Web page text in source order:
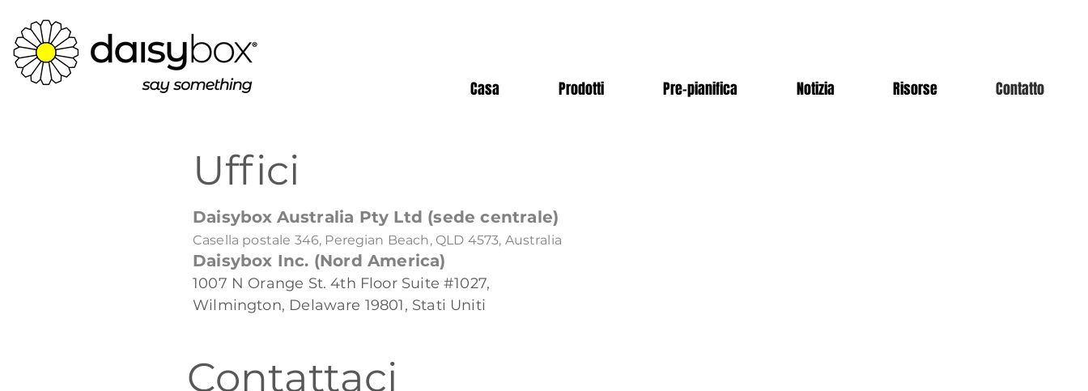
Casa Prodotti Pre-pianifica Notizia Risorse Contatto
Uffici
Daisybox Australia Pty Ltd (sede centrale)
Casella postale 346, Peregian Beach, QLD 4573, Australia
Daisybox Inc. (Nord America)
1007 N Orange St. 4th Floor Suite #1027,
Wilmington, Delaware 19801, Stati Uniti
Contattaci